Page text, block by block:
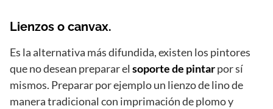
Lienzos o canvax.
Es la alternativa más difundida, existen los pintores
que no desean preparar el soporte de pintarpor sí
mismos. Preparar por ejemplo un lienzo de lino de
manera tradicional con imprimación de plomo y